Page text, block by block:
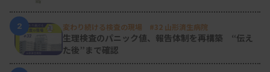
2 変わり続ける検査の現場 #32 山形済生病院
生理検査のパニック値、報告体制を再構築 “伝え
た後”まで確認